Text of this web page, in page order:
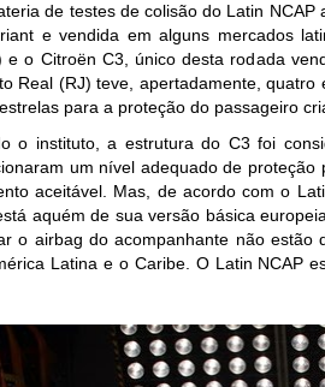
de testes de colisão do Latin NCAP
e vendida em alguns mercados
e o Citroën C3, único desta rodada
Real (RJ) teve, apertadamente,
para a proteção do passageiro
o instituto, a estrutura do C3 foi
um nível adequado de
aceitável. Mas, de acordo com o
aquém de sua versão básica
o airbag do acompanhante não estão
Latina e o Caribe. O Latin NCAP